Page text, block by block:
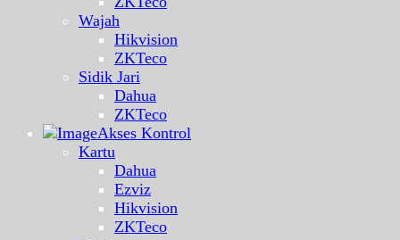
Wajah
Hikvision
ZKTeco
Sidik Jari
Dahua
ZKTeco
Akses Kontrol
Kartu
Dahua
Ezviz
Hikvision
ZKTeco